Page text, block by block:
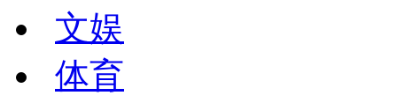
文娱
体育